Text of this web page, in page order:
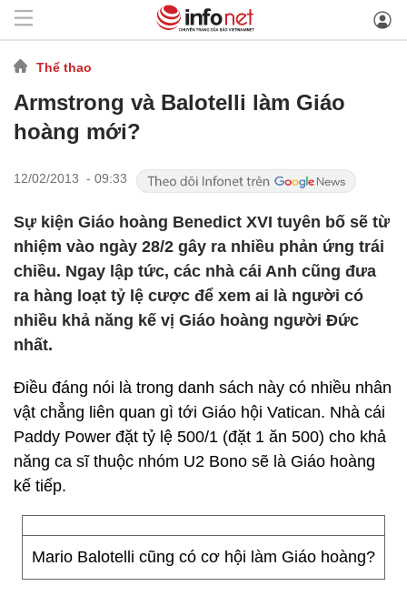
Thể thao
Armstrong và Balotelli làm Giáo
hoàng mới?
12/02/2013 - 09:33
Sự kiện Giáo hoàng Benedict XVI tuyên bố sẽ từ
nhiệm vào ngày 28/2 gây ra nhiều phản ứng trái
chiều. Ngay lập tức, các nhà cái Anh cũng đưa
ra hàng loạt tỷ lệ cược để xem ai là người có
nhiều khả năng kế vị Giáo hoàng người Đức
nhất.
Điều đáng nói là trong danh sách này có nhiều nhân
vật chẳng liên quan gì tới Giáo hội Vatican. Nhà cái
Paddy Power đặt tỷ lệ 500/1 (đặt 1 ăn 500) cho khả
năng ca sĩ thuộc nhóm U2 Bono sẽ là Giáo hoàng
kế tiếp.
Mario Balotelli cũng có cơ hội làm Giáo hoàng?